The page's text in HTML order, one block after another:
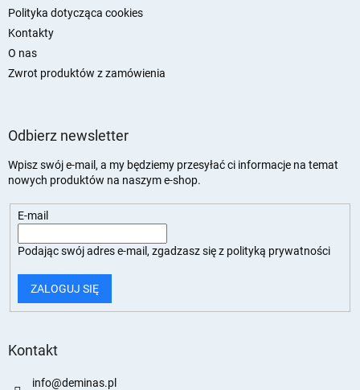
Polityka dotycząca cookies
Kontakty
O nas
Zwrot produktów z zamówienia
Odbierz newsletter
Wpisz swój e-mail, a my będziemy przesyłać ci informacje na temat
nowych produktów na naszym e-shop.
E-mail
Podając swój adres e-mail, zgadzasz się z polityką prywatności
ZALOGUJ SIĘ
Kontakt
info@deminas.pl